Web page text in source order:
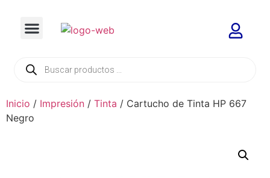
Inicio / Impresión / Tinta / Cartucho de Tinta HP 667
Negro